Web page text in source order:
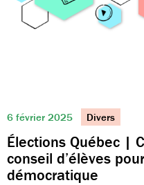
6 février 2025 Divers
Élections Québec |
conseil d’élèves
démocratique